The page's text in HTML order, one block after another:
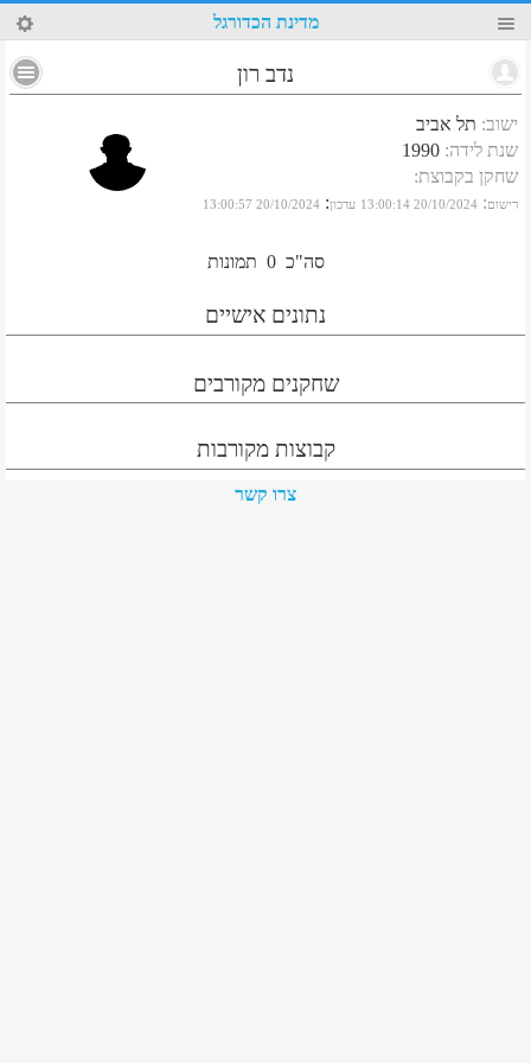
4 מדינת הכדורגל
נדב רון
ישוב: תל אביב
שנת לידה:
1990
שחקן בקבוצת:
רישום:
20/10/2024 13:00:14 עדכון:
20/10/2024 13:00:57
סה"כ 0 תמונות
נתונים אישיים
שחקנים מקורבים
קבוצות מקורבות
צרו קשר